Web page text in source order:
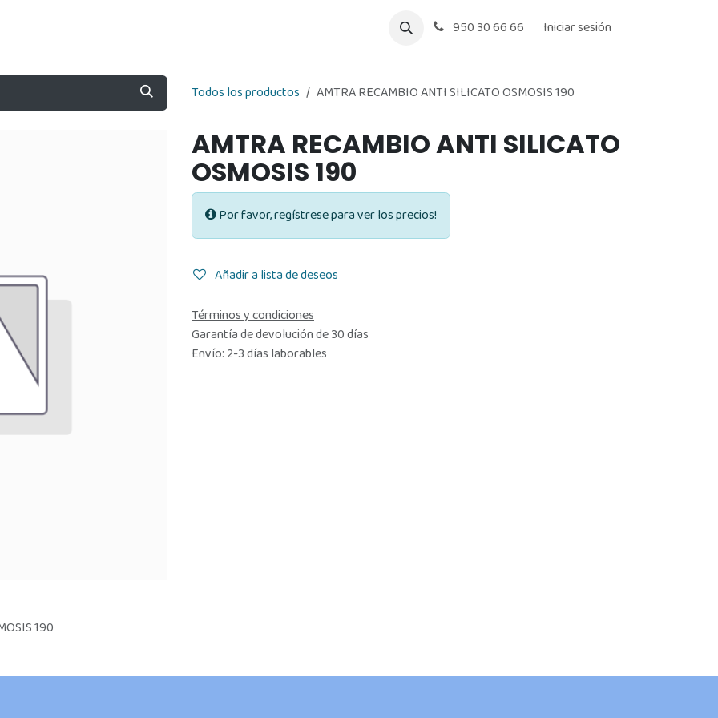
950 30 66 66 Iniciar sesión
Todos los productos AMTRA RECAMBIO ANTI SILICATO OSMOSIS 190
AMTRA RECAMBIO ANTI SILICATO
OSMOSIS 190
Por favor, regístrese para ver los precios!
Añadir a lista de deseos
Términos y condiciones
Garantía de devolución de 30 días
Envío: 2-3 días laborables
190